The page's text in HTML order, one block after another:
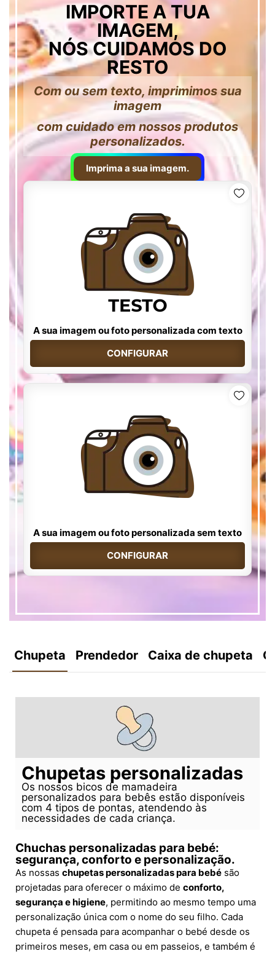
IMPORTE A TUA
IMAGEM,
NÓS CUIDAMOS DO
RESTO
Com ou sem texto, imprimimos sua
imagem
com cuidado em nossos produtos
personalizados.
Imprima a sua imagem.
A sua imagem ou foto personalizada com texto
CONFIGURAR
A sua imagem ou foto personalizada sem texto
CONFIGURAR
Chupeta Prendedor Caixa de chupeta
Chupetas personalizadas
Os nossos bicos de mamadeira
personalizados para bebês estão disponíveis
com 4 tipos de pontas, atendendo às
necessidades de cada criança.
Chuchas personalizadas para bebé:
segurança, conforto e personalização.
As nossas chupetas personalizadas para bebé são
projetadas para oferecer o máximo de conforto,
segurança e higiene, permitindo ao mesmo tempo uma
personalização única com o nome do seu filho. Cada
chupeta é pensada para acompanhar o bebé desde os
primeiros meses, em casa ou em passeios, e também é